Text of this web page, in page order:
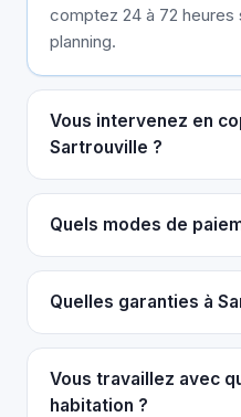
comptez 24 à 72
planning.
Vous intervenez en
Sartrouville ?
Quels modes de
Quelles garanties à
Vous travaillez avec
habitation ?